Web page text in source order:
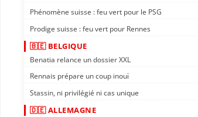
Phénomène suisse : feu vert pour le PSG
Prodige suisse : feu vert pour Rennes
🇧🇪 BELGIQUE
Benatia relance un dossier XXL
Rennais prépare un coup inouï
Stassin, ni privilégié ni cas unique
🇩🇪 ALLEMAGNE